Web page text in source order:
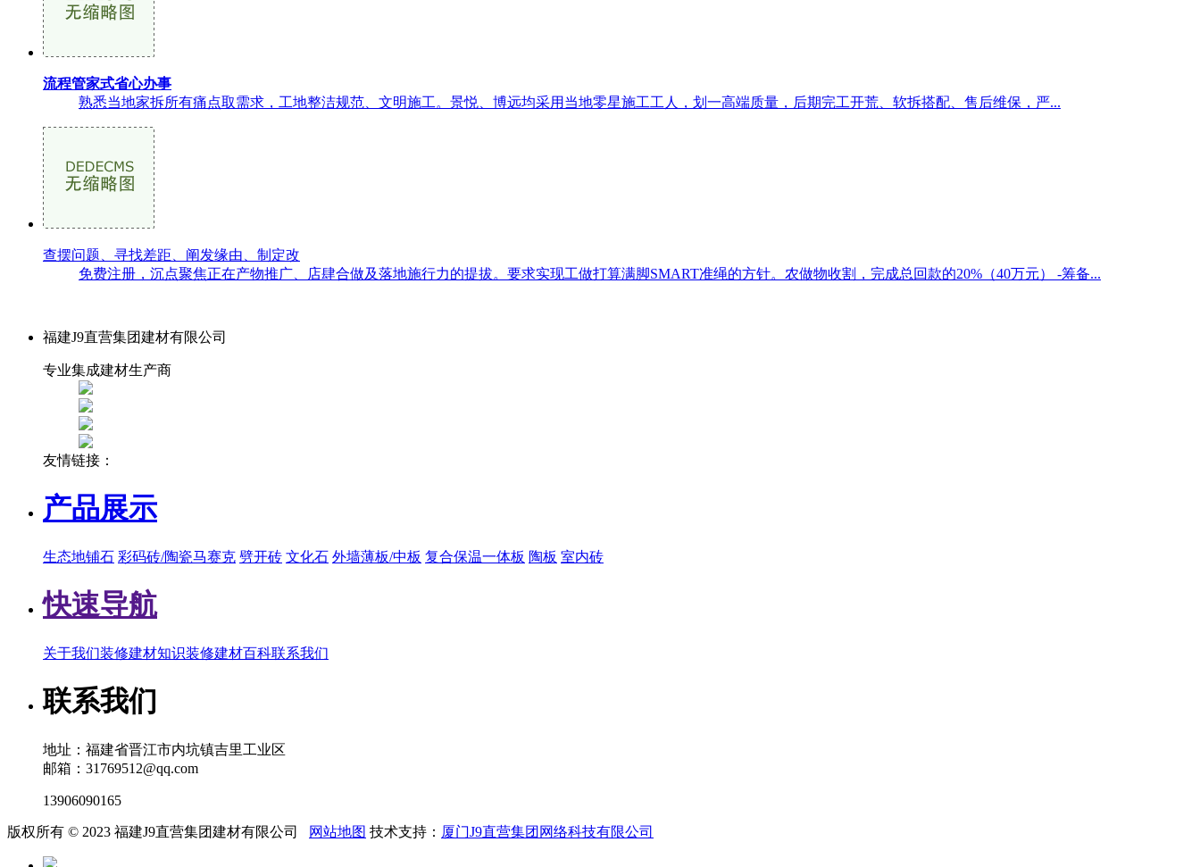
流程管家式省心办事
熟悉当地家拆所有痛点取需求，工地整洁规范、文明施工。景悦、博远均采用当地零星施工工人，划一高端质量，后期完工开荒、软拆搭配、售后维保，严...
查摆问题、寻找差距、阐发缘由、制定改
免费注册，沉点聚焦正在产物推广、店肆合做及落地施行力的提拔。要求实现工做打算满脚SMART准绳的方针。农做物收割，完成总回款的20%（40万元） -筹备...
福建J9直营集团建材有限公司
专业集成建材生产商
友情链接：
产品展示
生态地铺石 彩码砖/陶瓷马赛克 劈开砖 文化石 外墙薄板/中板 复合保温一体板 陶板 室内砖
快速导航
关于我们装修建材知识装修建材百科联系我们
联系我们
地址：福建省晋江市内坑镇吉里工业区
邮箱：31769512@qq.com
13906090165
版权所有 © 2023 福建J9直营集团建材有限公司 网站地图 技术支持： 厦门J9直营集团网络科技有限公司